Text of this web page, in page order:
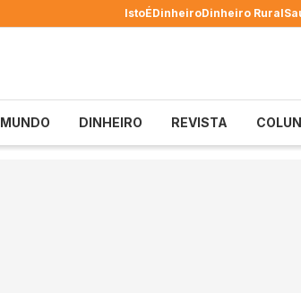
IstoÉDinheiroDinheiro Rural
MUNDO DINHEIRO REVISTA